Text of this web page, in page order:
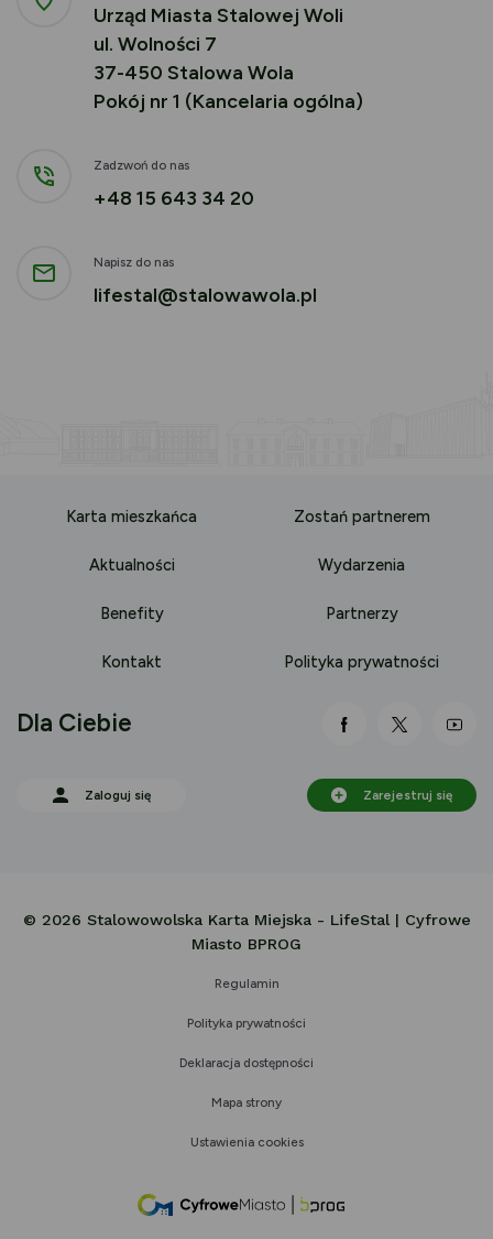
Urząd Miasta Stalowej Woli
ul. Wolności 7
37-450 Stalowa Wola
Pokój nr 1 (Kancelaria ogólna)
Zadzwoń do nas
+48 15 643 34 20
Napisz do nas
lifestal@stalowawola.pl
Karta mieszkańca Zostań partnerem
Aktualności Wydarzenia
Benefity Partnerzy
Kontakt Polityka prywatności
link otwiera się
link
Dla Ciebie
Zaloguj się Zarejestruj się
© 2026 Stalowowolska Karta Miejska - LifeStal | Cyfrowe
Miasto BPROG
Regulamin
Polityka prywatności
Deklaracja dostępności
Mapa strony
Ustawienia cookies
link